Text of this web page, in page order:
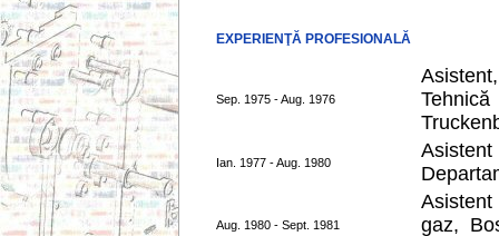
EXPERIENŢĂ PROFESIONALĂ
Sep. 1975 - Aug. 1976
Ian. 1977 - Aug. 1980
Aug. 1980 - Sept. 1981
gaz,